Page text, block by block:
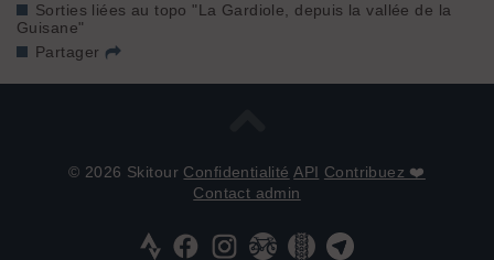
Sorties liées au topo "La Gardiole, depuis la vallée de la
Guisane"
Partager
© 2026 Skitour Confidentialité API Contribuez ❤️
Contact admin